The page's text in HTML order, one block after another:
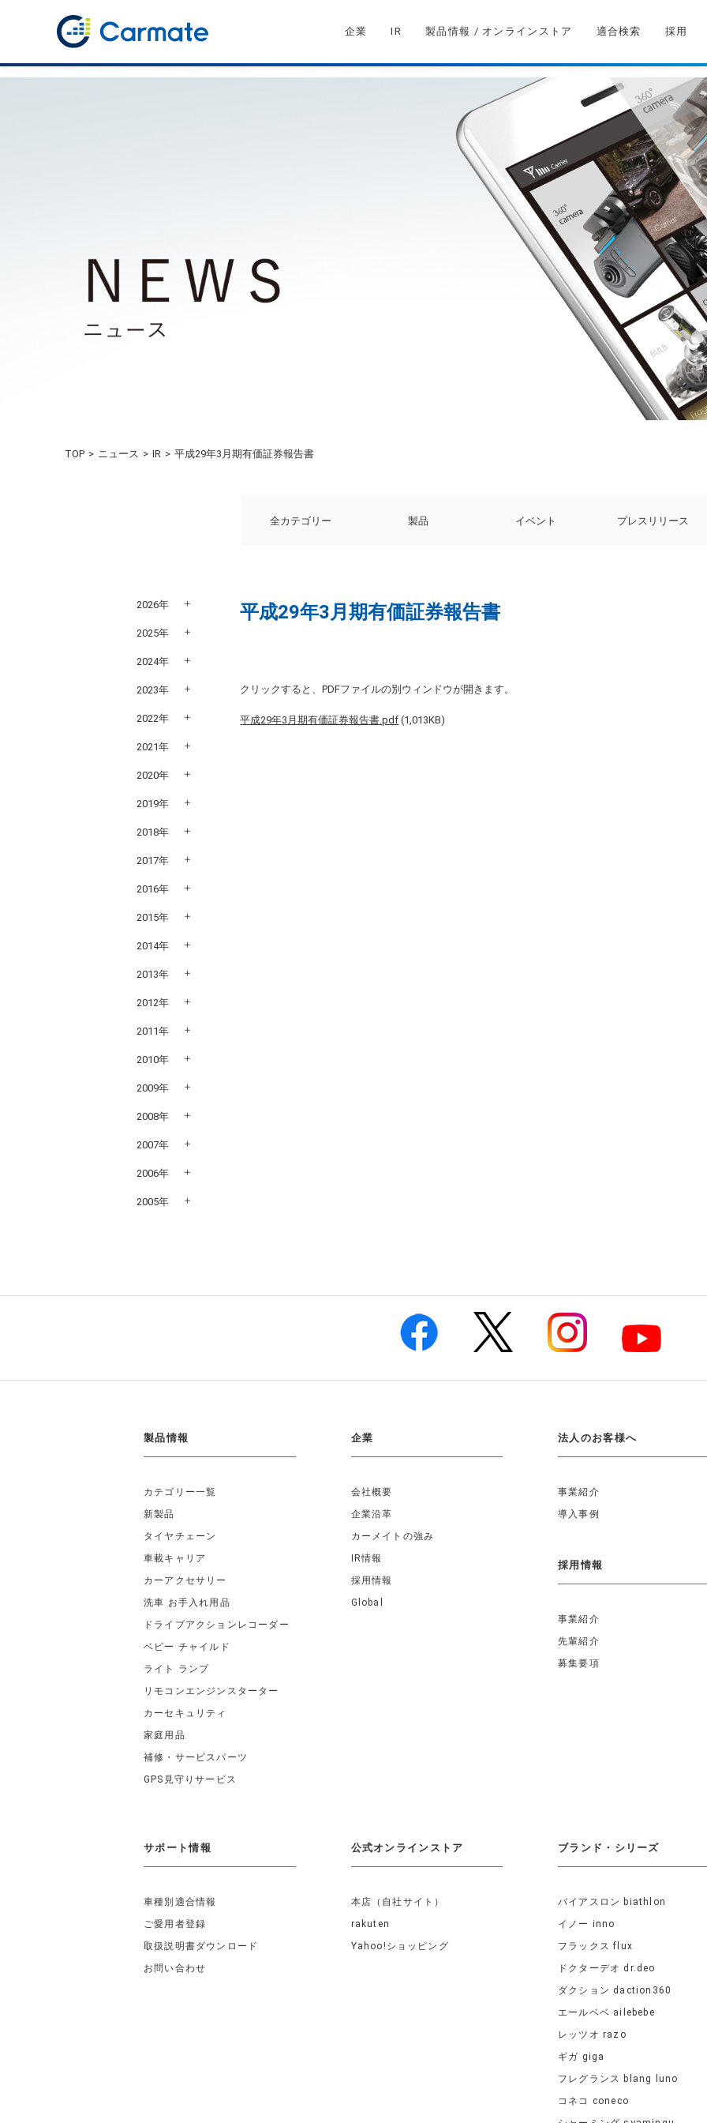
企業 IR 製品情報 / オンラインストア 適合検索 採用
TOP ニュース IR 平成29年3月期有価証券報告書
全カテゴリー 製品 イベント プレスリリース
平成29年3月期有価証券報告書
クリックすると、PDFファイルの別ウィンドウが開きます。
平成29年3月期有価証券報告書.pdf (1,013KB)
2026年
2025年
2024年
2023年
2022年
2021年
2020年
2019年
2018年
2017年
2016年
2015年
2014年
2013年
2012年
2011年
2010年
2009年
2008年
2007年
2006年
2005年
製品情報
カテゴリー一覧
新製品
タイヤチェーン
車載キャリア
カーアクセサリー
洗車 お手入れ用品
ドライブアクションレコーダー
ベビー チャイルド
ライト ランプ
リモコンエンジンスターター
カーセキュリティ
家庭用品
補修・サービスパーツ
GPS見守りサービス
企業
会社概要
企業沿革
カーメイトの強み
IR情報
採用情報
Global
法人のお客様へ
事業紹介
導入事例
採用情報
事業紹介
先輩紹介
募集要項
サポート情報
車種別適合情報
ご愛用者登録
取扱説明書ダウンロード
お問い合わせ
公式オンラインストア
本店（自社サイト）
rakuten
Yahoo!ショッピング
ブランド・シリーズ
バイアスロン biathlon
イノー inno
フラックス flux
ドクターデオ dr.deo
ダクション daction360
エールベベ ailebebe
レッツオ razo
ギガ giga
フレグランス blang luno
コネコ coneco